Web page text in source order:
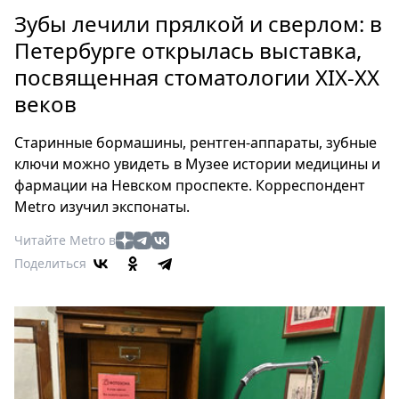
Россия
Мир
Здоровье
Мода
Театр
Кино
Книги
Выставки
релизы
О
Metro
Зубы лечили прялкой и сверлом: в
Петербурге открылась выставка,
посвященная стоматологии XIX-XX
веков
Старинные бормашины, рентген-аппараты, зубные
ключи можно увидеть в Музее истории медицины и
фармации на Невском проспекте. Корреспондент
Metro изучил экспонаты.
Читайте Metro в
Поделиться